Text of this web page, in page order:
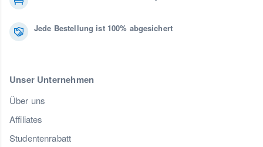
Jede Bestellung ist 100% abgesichert
Unser Unternehmen
Über uns
Affiliates
Studentenrabatt